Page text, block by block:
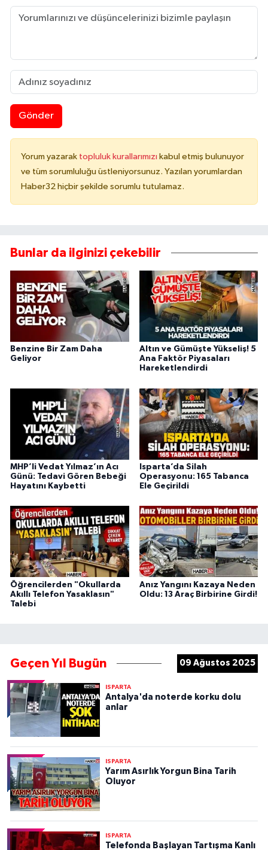
Gönder
Yorum yazarak topluluk kurallarımızı kabul etmiş bulunuyor
ve tüm sorumluluğu üstleniyorsunuz. Yazılan yorumlardan
Haber32 hiçbir şekilde sorumlu tutulamaz.
Bunlar da ilginizi çekebilir
Benzine Bir Zam Daha
Geliyor
Altın ve Gümüşte Yükseliş! 5
Ana Faktör Piyasaları
Hareketlendirdi
MHP’li Vedat Yılmaz’ın Acı
Günü: Tedavi Gören Bebeği
Hayatını Kaybetti
Isparta’da Silah
Operasyonu: 165 Tabanca
Ele Geçirildi
Öğrencilerden "Okullarda
Akıllı Telefon Yasaklasın"
Talebi
Anız Yangını Kazaya Neden
Oldu: 13 Araç Birbirine Girdi!
Geçen Yıl Bugün 09 Ağustos 2025
ISPARTA
Antalya'da noterde korku dolu
anlar
ISPARTA
Yarım Asırlık Yorgun Bina Tarih
Oluyor
ISPARTA
Telefonda Başlayan Tartışma Kanlı